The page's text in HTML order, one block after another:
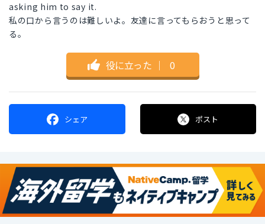
asking him to say it.
私の口から言うのは難しいよ。友達に言ってもらおうと思って
る。
役に立った ｜ 0
シェア ポスト